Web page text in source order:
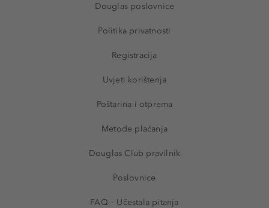
Douglas poslovnice
Politika privatnosti
Registracija
Uvjeti korištenja
Poštarina i otprema
Metode plaćanja
Douglas Club pravilnik
Poslovnice
FAQ – Učestala pitanja